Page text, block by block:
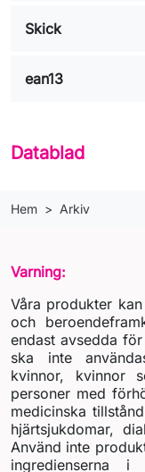
Skick
ean13
Datablad
Hem Arkiv
Varning:
Våra produkter
och
endast avsedda
ska inte
kvinnor, kvinnor
personer med
medicinska
hjärtsjukdomar,
Använd inte
ingredienserna